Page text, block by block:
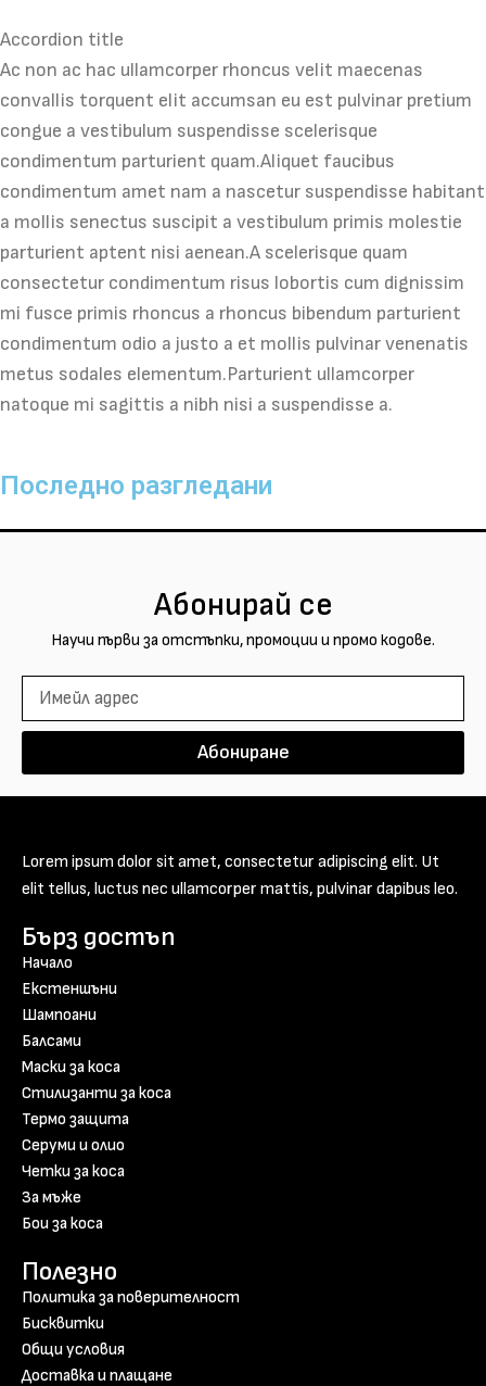
Accordion title
Ac non ac hac ullamcorper rhoncus velit maecenas
convallis torquent elit accumsan eu est pulvinar pretium
congue a vestibulum suspendisse scelerisque
condimentum parturient quam.Aliquet faucibus
condimentum amet nam a nascetur suspendisse habitant
a mollis senectus suscipit a vestibulum primis molestie
parturient aptent nisi aenean.A scelerisque quam
consectetur condimentum risus lobortis cum dignissim
mi fusce primis rhoncus a rhoncus bibendum parturient
condimentum odio a justo a et mollis pulvinar venenatis
metus sodales elementum.Parturient ullamcorper
natoque mi sagittis a nibh nisi a suspendisse a.
Последно разгледани
Абонирай се
Научи първи за отстъпки, промоции и промо кодове.
Абониране
Lorem ipsum dolor sit amet, consectetur adipiscing elit. Ut
elit tellus, luctus nec ullamcorper mattis, pulvinar dapibus leo.
Бърз достъп
Начало
Екстеншъни
Шампоани
Балсами
Маски за коса
Стилизанти за коса
Термо защита
Серуми и олио
Четки за коса
За мъже
Бои за коса
Полезно
Политика за поверителност
Бисквитки
Общи условия
Доставка и плащане